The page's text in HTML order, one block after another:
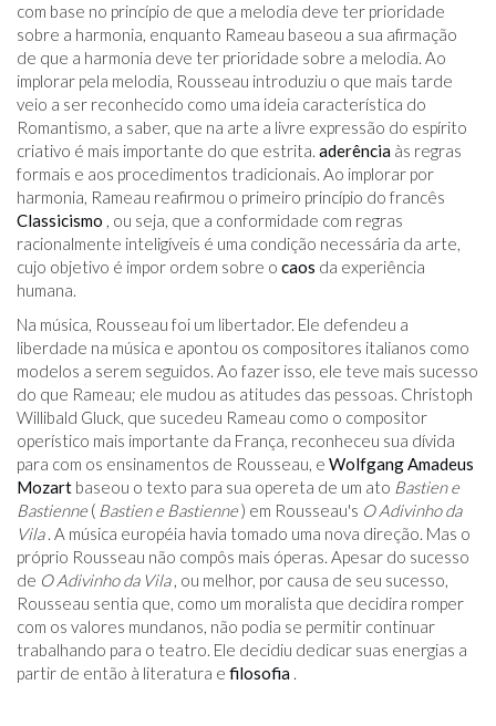
com base no princípio de que a melodia deve ter prioridade
sobre a harmonia, enquanto Rameau baseou a sua afirmação
de que a harmonia deve ter prioridade sobre a melodia. Ao
implorar pela melodia, Rousseau introduziu o que mais tarde
veio a ser reconhecido como uma ideia característica do
Romantismo, a saber, que na arte a livre expressão do espírito
criativo é mais importante do que estrita. aderência às regras
formais e aos procedimentos tradicionais. Ao implorar por
harmonia, Rameau reafirmou o primeiro princípio do francês
Classicismo , ou seja, que a conformidade com regras
racionalmente inteligíveis é uma condição necessária da arte,
cujo objetivo é impor ordem sobre o caos da experiência
humana.
Na música, Rousseau foi um libertador. Ele defendeu a
liberdade na música e apontou os compositores italianos como
modelos a serem seguidos. Ao fazer isso, ele teve mais sucesso
do que Rameau; ele mudou as atitudes das pessoas. Christoph
Willibald Gluck, que sucedeu Rameau como o compositor
operístico mais importante da França, reconheceu sua dívida
para com os ensinamentos de Rousseau, e Wolfgang Amadeus
Mozart baseou o texto para sua opereta de um ato Bastien e
Bastienne( Bastien e Bastienne) em Rousseau's O Adivinho da
Vila. A música européia havia tomado uma nova direção. Mas o
próprio Rousseau não compôs mais óperas. Apesar do sucesso
de O Adivinho da Vila, ou melhor, por causa de seu sucesso,
Rousseau sentia que, como um moralista que decidira romper
com os valores mundanos, não podia se permitir continuar
trabalhando para o teatro. Ele decidiu dedicar suas energias a
partir de então à literatura e filosofia .